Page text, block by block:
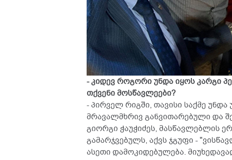
- კიდევ როგორი უნდა იყოს კარგი
თქვენი მოსწავლეები?
- პირველ რიგში, თავისი საქმე
მრავალმხრივ განვითარებული და
გიორგი ჭაუჭიძეს, მასწავლებლის
გამარჯვებულს, აქვს ჯგუფი -
ასეთი დამოკიდებულება.